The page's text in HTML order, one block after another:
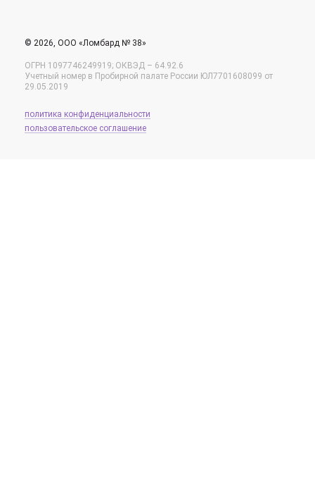
© 2026, ООО «Ломбард № 38»
ОГРН 1097746249919; ОКВЭД – 64.92.6
Учетный номер в Пробирной палате России ЮЛ7701608099 от
29.05.2019
политика конфиденциальности
пользовательское соглашение